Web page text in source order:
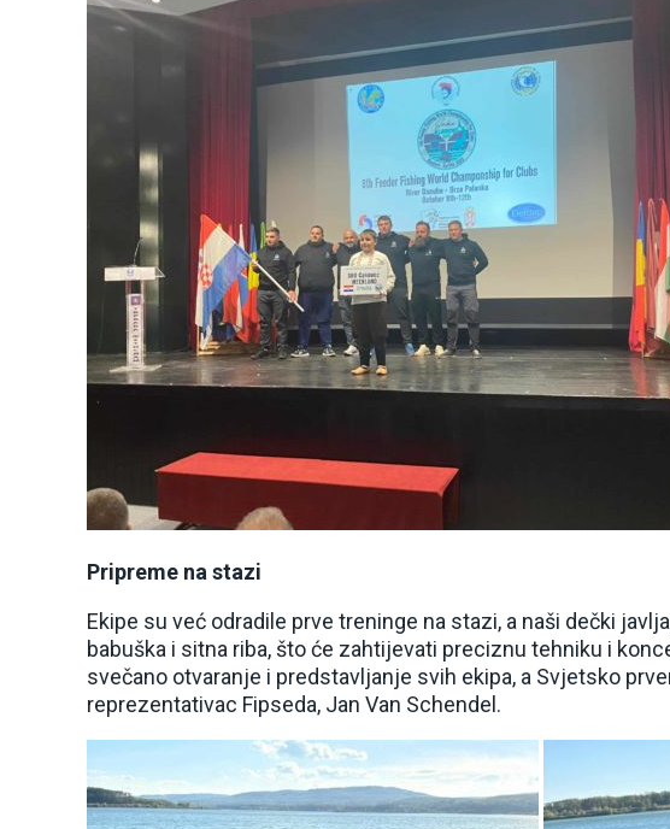
Pripreme na stazi
Ekipe su već odradile prve treninge na stazi, a naši dečki
babuška i sitna riba, što će zahtijevati preciznu tehniku i
svečano otvaranje i predstavljanje svih ekipa, a Svjetsko
reprezentativac Fipseda, Jan Van Schendel.